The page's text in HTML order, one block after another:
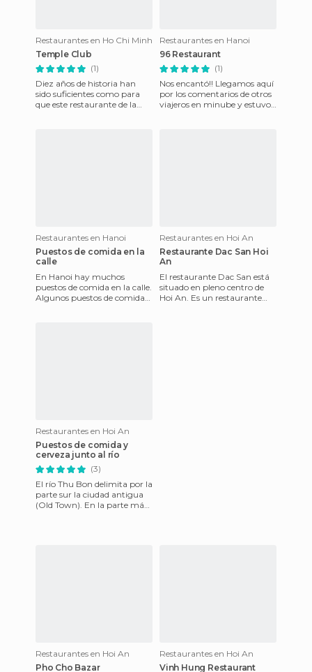
Restaurantes en Ho Chi Minh
Temple Club
(1)
Diez años de historia han
sido suficientes como para
que este restaurante de la
Restaurantes en Hanoi
96 Restaurant
(1)
Nos encantó!! Llegamos aquí
por los comentarios de otros
viajeros en minube y estuvo
Restaurantes en Hanoi
Puestos de comida en la
calle
En Hanoi hay muchos
puestos de comida en la calle.
Algunos puestos de comida
Restaurantes en Hoi An
Restaurante Dac San Hoi
An
El restaurante Dac San está
situado en pleno centro de
Hoi An. Es un restaurante
Restaurantes en Hoi An
Puestos de comida y
cerveza junto al río
(3)
El río Thu Bon delimita por la
parte sur la ciudad antigua
(Old Town). En la parte más
Restaurantes en Hoi An
Pho Cho Bazar
Restaurantes en Hoi An
Vinh Hung Restaurant